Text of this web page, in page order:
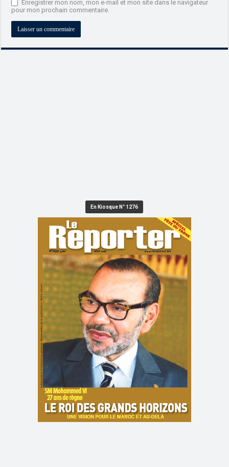
Enregistrer mon nom, mon e-mail et mon site dans le navigateur
pour mon prochain commentaire.
En Kiosque N° 1276